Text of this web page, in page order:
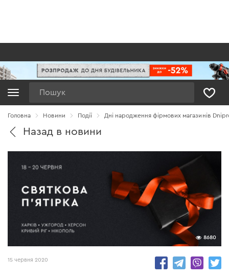
Головна Новини Події Дні народження фірмових магазинів
Назад в новини
8680
15 червня 2020